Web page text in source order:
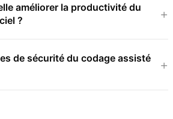
améliorer la productivité du
?
de sécurité du codage assisté